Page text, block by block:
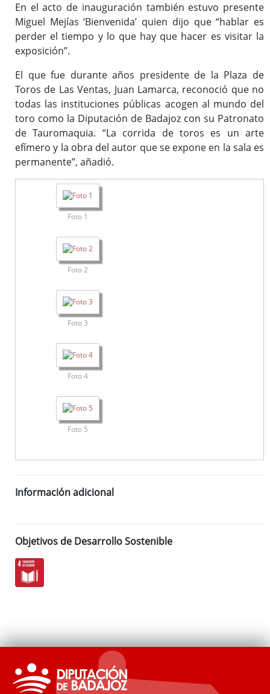
En el acto de inauguración también estuvo presente
Miguel Mejías ‘Bienvenida’ quien dijo que “hablar es
perder el tiempo y lo que hay que hacer es visitar la
exposición”.
El que fue durante años presidente de la Plaza de
Toros de Las Ventas, Juan Lamarca, reconoció que no
todas las instituciones públicas acogen al mundo del
toro como la Diputación de Badajoz con su Patronato
de Tauromaquia. “La corrida de toros es un arte
efímero y la obra del autor que se expone en la sala es
permanente”, añadió.
Foto 1
Foto 2
Foto 3
Foto 4
Foto 5
Información adicional
Objetivos de Desarrollo Sostenible